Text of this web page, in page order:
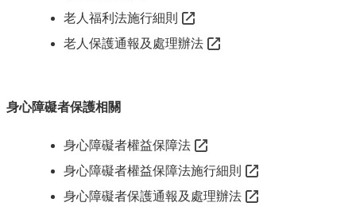
老人福利法施行細則
老人保護通報及處理辦法
身心障礙者保護相關
身心障礙者權益保障法
身心障礙者權益保障法施行細則
身心障礙者保護通報及處理辦法